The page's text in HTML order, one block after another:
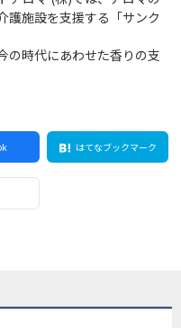
護施設を支援する「サンク
の時代にあわせた香りの支
はてなブックマーク